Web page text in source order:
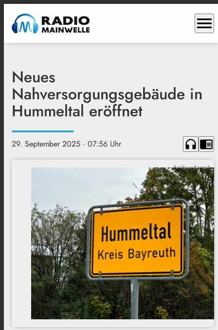
menu
Neues
Nahversorgungsgebäude in
Hummeltal eröffnet
29. September 2025 · 07:56 Uhr headphones chrome_reader_mode
Funkhaus Bayreuth